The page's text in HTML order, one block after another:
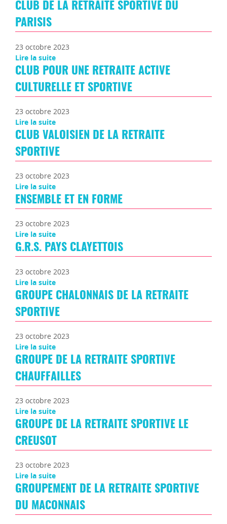
CLUB DE LA RETRAITE SPORTIVE DU
PARISIS
23 octobre 2023
Lire la suite
CLUB POUR UNE RETRAITE ACTIVE
CULTURELLE ET SPORTIVE
23 octobre 2023
Lire la suite
CLUB VALOISIEN DE LA RETRAITE
SPORTIVE
23 octobre 2023
Lire la suite
ENSEMBLE ET EN FORME
23 octobre 2023
Lire la suite
G.R.S. PAYS CLAYETTOIS
23 octobre 2023
Lire la suite
GROUPE CHALONNAIS DE LA RETRAITE
SPORTIVE
23 octobre 2023
Lire la suite
GROUPE DE LA RETRAITE SPORTIVE
CHAUFFAILLES
23 octobre 2023
Lire la suite
GROUPE DE LA RETRAITE SPORTIVE LE
CREUSOT
23 octobre 2023
Lire la suite
GROUPEMENT DE LA RETRAITE SPORTIVE
DU MACONNAIS